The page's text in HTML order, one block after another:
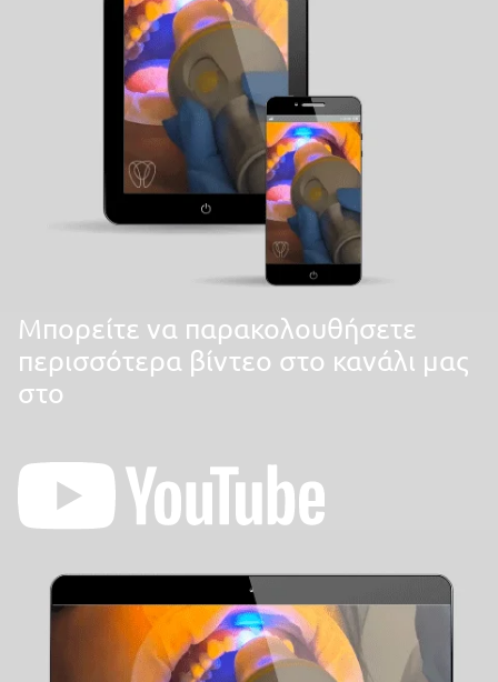
Mπορείτε να παρακολουθήσετε
περισσότερα βίντεο στο κανάλι μας
στο